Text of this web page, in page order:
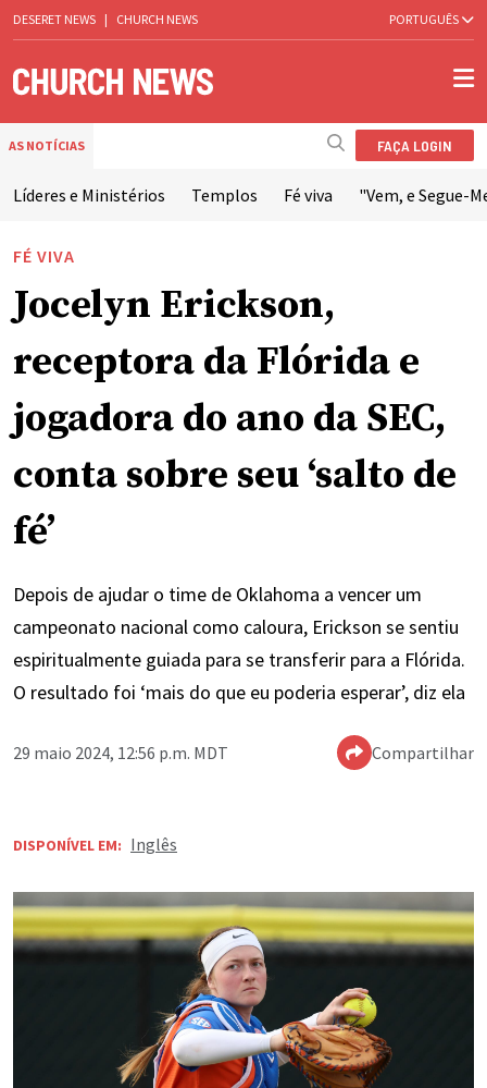
DESERET NEWS | CHURCH NEWS PORTUGUÊS
AS NOTÍCIAS FAÇA LOGIN
Líderes e Ministérios Templos Fé viva "Vem, e Segue-
FÉ VIVA
Jocelyn Erickson,
receptora da Flórida e
jogadora do ano da SEC,
conta sobre seu ‘salto de
fé’
Depois de ajudar o time de Oklahoma a vencer um
campeonato nacional como caloura, Erickson se sentiu
espiritualmente guiada para se transferir para a Flórida.
O resultado foi ‘mais do que eu poderia esperar’, diz ela
29 maio 2024, 12:56 p.m. MDT Compartilhar
DISPONÍVEL EM: Inglês